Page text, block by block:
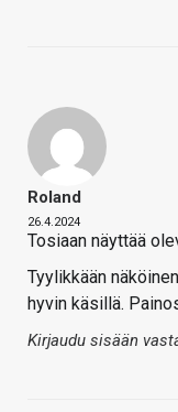
Roland
26.4.2024
Tosiaan näyttää
Tyylikkään
hyvin käsillä.
Kirjaudu sisään